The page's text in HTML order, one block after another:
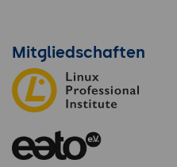
Mitgliedschaften